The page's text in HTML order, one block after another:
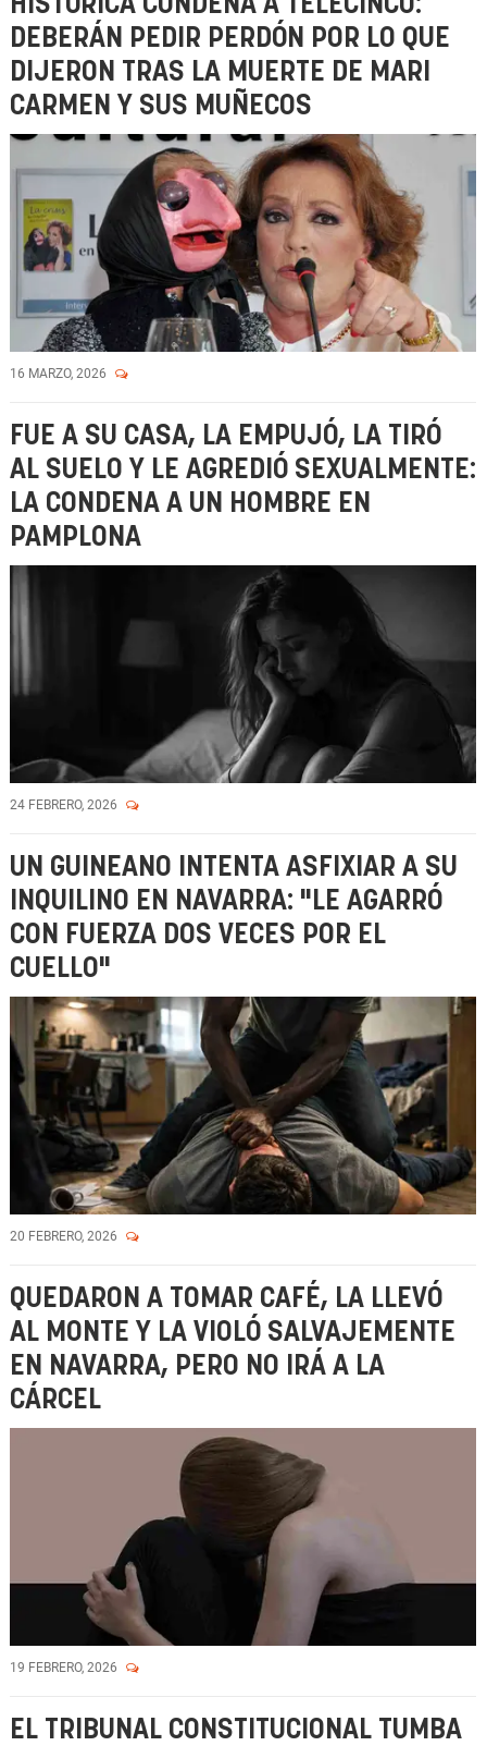
DEBERÁN PEDIR PERDÓN POR LO QUE
DIJERON TRAS LA MUERTE DE MARI
CARMEN Y SUS MUÑECOS
16 MARZO, 2026
FUE A SU CASA, LA EMPUJÓ, LA TIRÓ
AL SUELO Y LE AGREDIÓ SEXUALMENTE:
LA CONDENA A UN HOMBRE EN
PAMPLONA
24 FEBRERO, 2026
UN GUINEANO INTENTA ASFIXIAR A SU
INQUILINO EN NAVARRA: "LE AGARRÓ
CON FUERZA DOS VECES POR EL
CUELLO"
20 FEBRERO, 2026
QUEDARON A TOMAR CAFÉ, LA LLEVÓ
AL MONTE Y LA VIOLÓ SALVAJEMENTE
EN NAVARRA, PERO NO IRÁ A LA
CÁRCEL
19 FEBRERO, 2026
EL TRIBUNAL CONSTITUCIONAL TUMBA